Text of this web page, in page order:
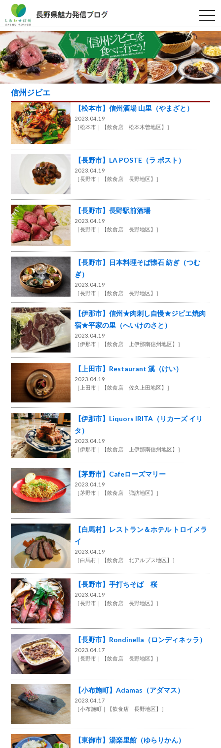
t
o
g
g
l
e
n
a
v
i
t
信州ジビエ
【松本市】信州酒場 山里（やまざと）
2023.04.19
［松本市 【飲食店 松本木曽地区】 ］
【長野市】LA POSTE（ラ ポスト）
2023.04.19
［長野市 【飲食店 長野地区】 ］
【長野市】長野駅前酒場
2023.04.19
［長野市 【飲食店 長野地区】 ］
【長野市】日本料理そば懐石 紡ぎ（つむ
ぎ）
2023.04.19
［長野市 【飲食店 長野地区】 ］
【伊那市】信州★肉刺し自慢★ジビエ焼肉
宿★平家の里（へいけのさと）
2023.04.19
［伊那市 【飲食店 上伊那南信州地区】 ］
【上田市】Restaurant 溪（けい）
2023.04.19
［ 上田市 【飲食店 佐久上田地区】 ］
【伊那市】Liquors IRITA（リカーズ イリ
タ）
2023.04.19
［伊那市 【飲食店 上伊那南信州地区】 ］
【茅野市】Cafeローズマリー
2023.04.19
［茅野市 【飲食店 諏訪地区】 ］
【白馬村】レストラン＆ホテル トロイメラ
イ
2023.04.19
［白馬村 【飲食店 北アルプス地区】 ］
【長野市】手打ちそば 桜
2023.04.19
［長野市 【飲食店 長野地区】 ］
【長野市】Rondinella（ロンディネッラ）
2023.04.17
［長野市 【飲食店 長野地区】 ］
【小布施町】Adamas（アダマス）
2023.04.17
［小布施町 【飲食店 長野地区】 ］
【東御市】湯楽里館（ゆらりかん）